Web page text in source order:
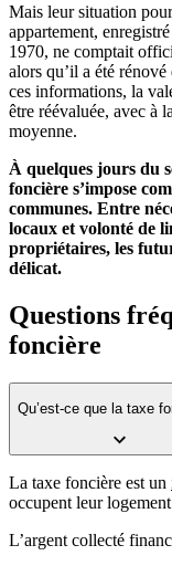
Mais leur situation
appartement,
1970, ne comptait
alors qu’il a été
ces informations, la
être réévaluée, avec à
moyenne.
À quelques jours du
foncière s’impose
communes. Entre
locaux et volonté de
propriétaires, les
délicat.
Questions
foncière
Qu’est-ce que la taxe
La taxe foncière est un
occupent leur
L’argent collecté